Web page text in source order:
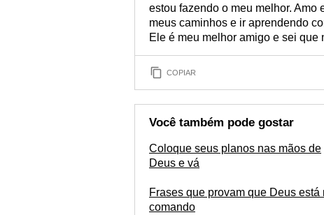
estou fazendo o meu melhor. Amo
meus caminhos e ir aprendendo
Ele é meu melhor amigo e sei
COPIAR
Você também pode gostar
Coloque seus planos nas mãos de
Deus e vá
Frases que provam que Deus está
comando